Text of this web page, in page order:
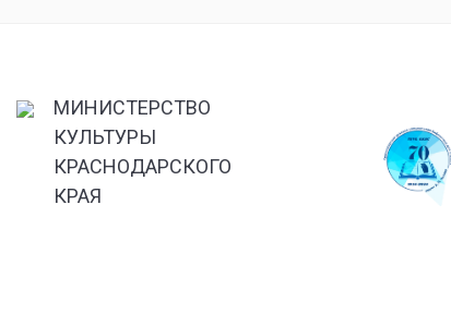
МИНИСТЕРСТВО
КУЛЬТУРЫ
КРАСНОДАРСКОГО
КРАЯ